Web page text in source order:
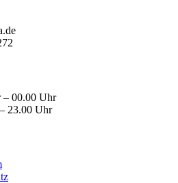
– 00.00 Uhr
23.00 Uhr